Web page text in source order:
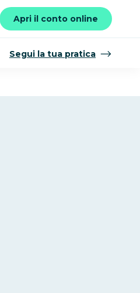
Apri il conto online
Segui la tua pratica